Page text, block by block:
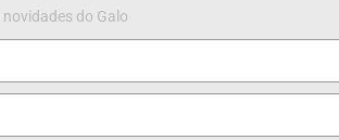
do Galo